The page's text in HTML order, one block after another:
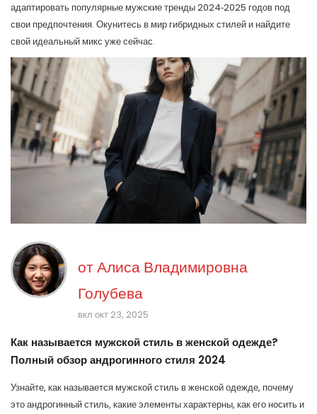
адаптировать популярные мужские тренды 2024‑2025 годов под
свои предпочтения. Окунитесь в мир гибридных стилей и найдите
свой идеальный микс уже сейчас.
отАлиса Владимировна
Голубева
вкл окт 23, 2025
Как называется мужской стиль в женской одежде?
Полный обзор андрогинного стиля 2024
Узнайте, как называется мужской стиль в женской одежде, почему
это андрогинный стиль, какие элементы характерны, как его носить и